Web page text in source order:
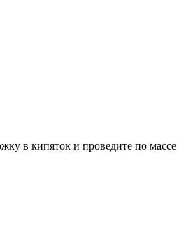
в кипяток и проведите по